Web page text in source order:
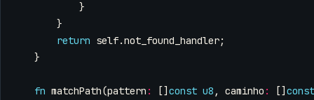
}
}
return self.not_found_handler;
}
fn matchPath(pattern : [] const u8 , caminho : [] const